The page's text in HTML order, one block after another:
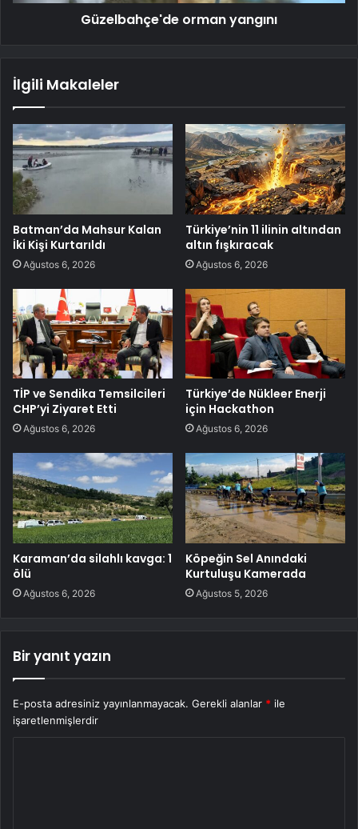
Güzelbahçe'de orman yangını
İlgili Makaleler
Batman’da Mahsur Kalan
İki Kişi Kurtarıldı
Ağustos 6, 2026
Türkiye’nin 11 ilinin altından
altın fışkıracak
Ağustos 6, 2026
TİP ve Sendika Temsilcileri
CHP’yi Ziyaret Etti
Ağustos 6, 2026
Türkiye’de Nükleer Enerji
için Hackathon
Ağustos 6, 2026
Karaman’da silahlı kavga: 1
ölü
Ağustos 6, 2026
Köpeğin Sel Anındaki
Kurtuluşu Kamerada
Ağustos 5, 2026
Bir yanıt yazın
E-posta adresiniz yayınlanmayacak. Gerekli alanlar * ile
işaretlenmişlerdir